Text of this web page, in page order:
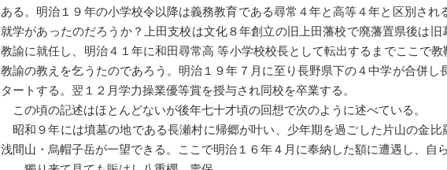
ある。明治１９年の小学校令以降は義務教育である尋常４年と高等４年と区別され
就学があったのだろうか？上田支校は文化８年創立の旧上田藩校で廃藩置県後は
教諭に就任し、明治４１年に和田尋常高 等小学校校長として転出するまでここで
教諭の教えを乞うたのであろう。明治１９年７月に至り長野県下の４中学が合併し
タートする。翌１２月学力操業優等賞を授与され同校を卒業する。
この頃の記述はほとんどないが後年七十才頃の回想で次のように述べている。
昭和９年には墳墓の地である長瀬村に帰郷が叶い、少年期を過ごした片山の金
浅間山・烏帽子岳が一望できる。ここで明治１６年４月に奉納した額に遭遇し、自